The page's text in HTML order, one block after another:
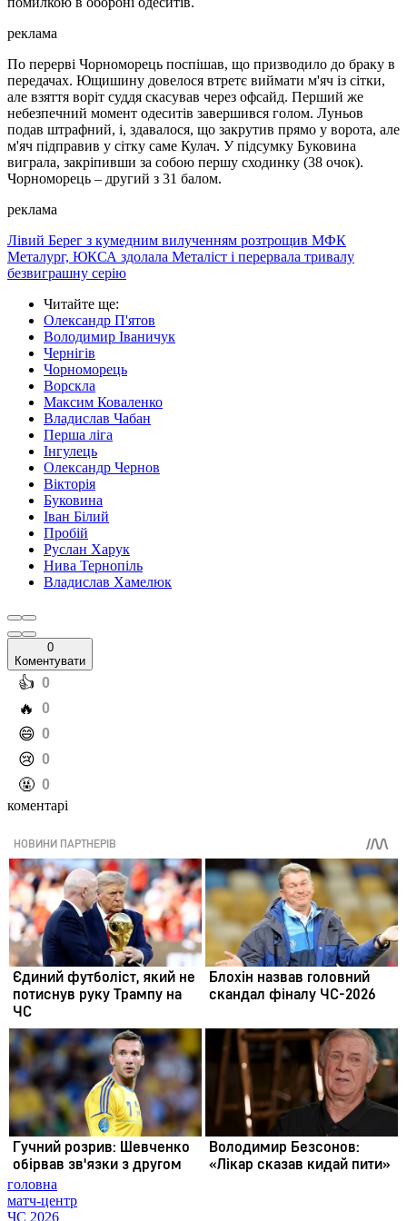
реклама
По перерві Чорноморець поспішав, що призводило до браку в
передачах. Ющишину довелося втретє виймати м'яч із сітки,
але взяття воріт суддя скасував через офсайд. Перший же
небезпечний момент одеситів завершився голом. Луньов
подав штрафний, і, здавалося, що закрутив прямо у ворота, але
м'яч підправив у сітку саме Кулач. У підсумку Буковина
виграла, закріпивши за собою першу сходинку (38 очок).
Чорноморець – другий з 31 балом.
реклама
Лівий Берег з кумедним вилученням розтрощив МФК
Металург, ЮКСА здолала Металіст і перервала тривалу
безвиграшну серію
Читайте ще:
Олександр П'ятов
Володимир Іваничук
Чернігів
Чорноморець
Ворскла
Максим Коваленко
Владислав Чабан
Перша ліга
Інгулець
Олександр Чернов
Вікторія
Буковина
Іван Білий
Пробій
Руслан Харук
Нива Тернопіль
Владислав Хамелюк
0
Коментувати
️👍 0
️🔥 0
️😄 0
️😢 0
️🤬 0
коментарі
головна
матч-центр
ЧС 2026